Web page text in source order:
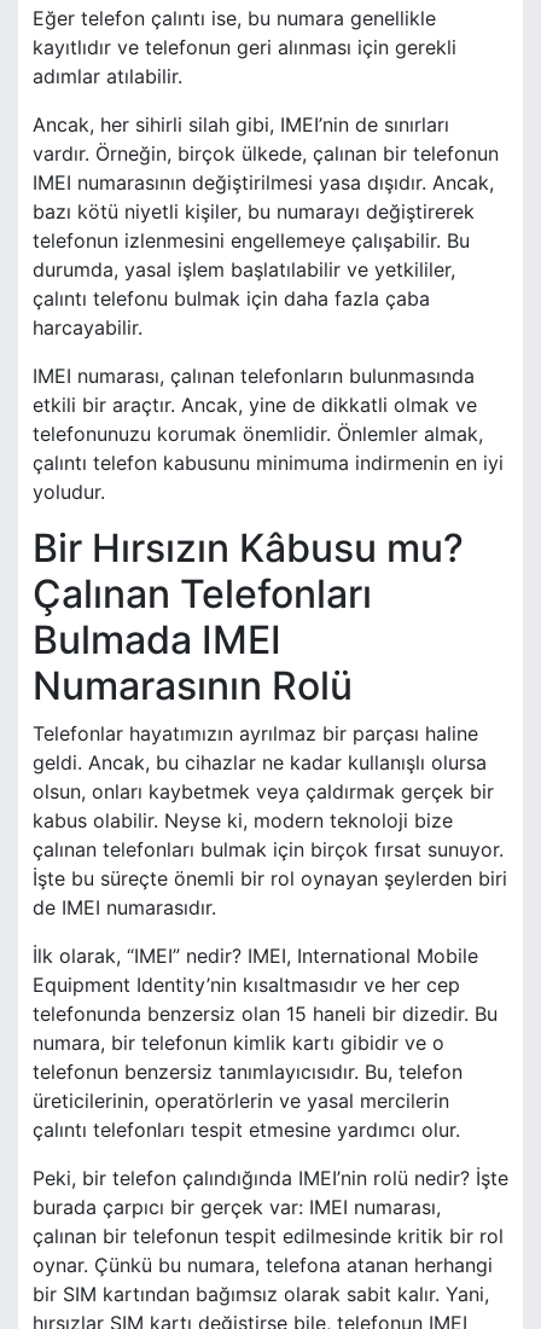
Eğer telefon çalıntı ise, bu numara genellikle
kayıtlıdır ve telefonun geri alınması için gerekli
adımlar atılabilir.
Ancak, her sihirli silah gibi, IMEI’nin de sınırları
vardır. Örneğin, birçok ülkede, çalınan bir telefonun
IMEI numarasının değiştirilmesi yasa dışıdır. Ancak,
bazı kötü niyetli kişiler, bu numarayı değiştirerek
telefonun izlenmesini engellemeye çalışabilir. Bu
durumda, yasal işlem başlatılabilir ve yetkililer,
çalıntı telefonu bulmak için daha fazla çaba
harcayabilir.
IMEI numarası, çalınan telefonların bulunmasında
etkili bir araçtır. Ancak, yine de dikkatli olmak ve
telefonunuzu korumak önemlidir. Önlemler almak,
çalıntı telefon kabusunu minimuma indirmenin en iyi
yoludur.
Bir Hırsızın Kâbusu mu?
Çalınan Telefonları
Bulmada IMEI
Numarasının Rolü
Telefonlar hayatımızın ayrılmaz bir parçası haline
geldi. Ancak, bu cihazlar ne kadar kullanışlı olursa
olsun, onları kaybetmek veya çaldırmak gerçek bir
kabus olabilir. Neyse ki, modern teknoloji bize
çalınan telefonları bulmak için birçok fırsat sunuyor.
İşte bu süreçte önemli bir rol oynayan şeylerden biri
de IMEI numarasıdır.
İlk olarak, “IMEI” nedir? IMEI, International Mobile
Equipment Identity’nin kısaltmasıdır ve her cep
telefonunda benzersiz olan 15 haneli bir dizedir. Bu
numara, bir telefonun kimlik kartı gibidir ve o
telefonun benzersiz tanımlayıcısıdır. Bu, telefon
üreticilerinin, operatörlerin ve yasal mercilerin
çalıntı telefonları tespit etmesine yardımcı olur.
Peki, bir telefon çalındığında IMEI’nin rolü nedir? İşte
burada çarpıcı bir gerçek var: IMEI numarası,
çalınan bir telefonun tespit edilmesinde kritik bir rol
oynar. Çünkü bu numara, telefona atanan herhangi
bir SIM kartından bağımsız olarak sabit kalır. Yani,
hırsızlar SIM kartı değiştirse bile, telefonun IMEI